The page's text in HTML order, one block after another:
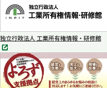
ブ
で
く
独立行政法人 工業所有権情報・研修館
別
タ
ブ
で